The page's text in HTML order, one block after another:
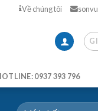
Về chúng tôi
0937 393 796